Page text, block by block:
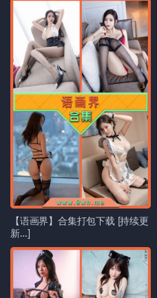
【语画界】合集打包下载 [持续更
新…]